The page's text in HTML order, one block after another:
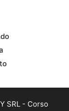
SRL - Corso